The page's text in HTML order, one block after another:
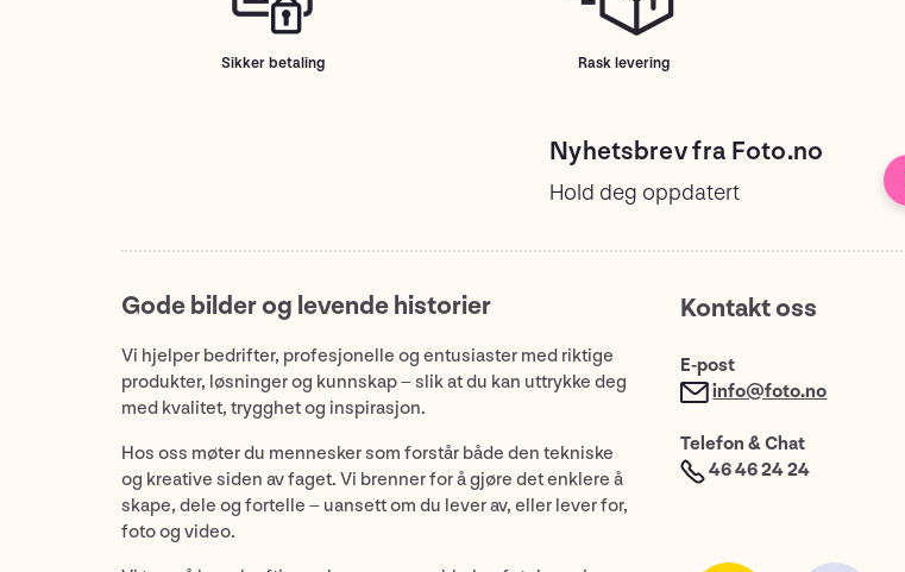
Sikker betaling Rask levering
Nyhetsbrev fra Foto.no
Hold deg oppdatert
Gode bilder og levende historier
Vi hjelper bedrifter, profesjonelle og entusiaster med riktige
produkter, løsninger og kunnskap – slik at du kan uttrykke deg
med kvalitet, trygghet og inspirasjon.
Hos oss møter du mennesker som forstår både den tekniske
og kreative siden av faget. Vi brenner for å gjøre det enklere å
skape, dele og fortelle – uansett om du lever av, eller lever for,
foto og video.
Kontakt oss
E-post
info@foto.no
Telefon & Chat
46 46 24 24